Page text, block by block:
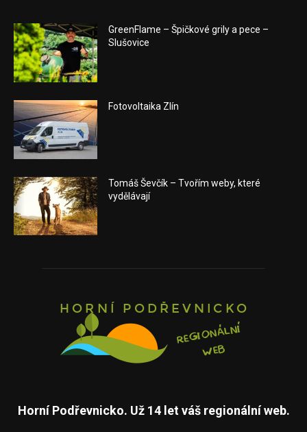
GreenFlame – Špičkové grily a pece –
Slušovice
Fotovoltaika Zlín
Tomáš Ševčík – Tvořím weby, které
vydělávají
Horní Podřevnicko. Už 14 let váš regionální web.